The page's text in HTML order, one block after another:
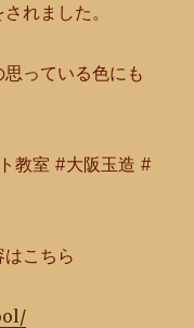
れました。
っている色にも
教室 #大阪玉造 #
こちら